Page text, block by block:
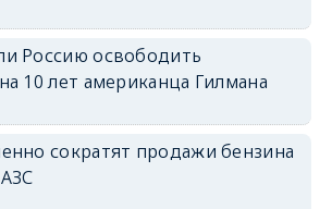
Россию освободить
10 лет американца Гилмана
сократят продажи бензина